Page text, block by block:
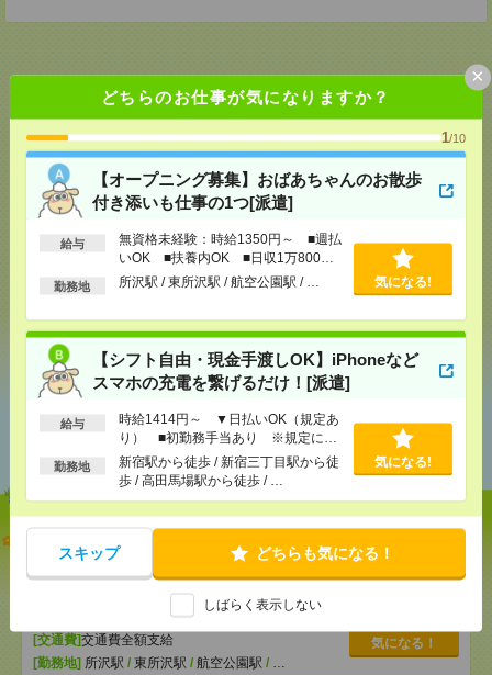
どちらのお仕事が気になりますか？
1/10
【オープニング募集】おばあちゃんのお散歩
付き添いも仕事の1つ[派遣]
給与
無資格未経験：時給1350円～ ■週払
いOK ■扶養内OK ■日収1万800円
以上
勤務地 所沢駅 / 東所沢駅 / 航空公園駅 / … 気になる!
【シフト自由・現金手渡しOK】iPhoneなど
スマホの充電を繋げるだけ！[派遣]
給与
時給1414円～ ▼日払いOK（規定あ
り） ■初勤務手当あり ※規定によ
る
勤務地
新宿駅から徒歩 / 新宿三丁目駅から徒
歩 / 高田馬場駅から徒歩 / …
気になる!
スキップ どちらも気になる！
しばらく表示しない
×
応募ページへ
気になる！ 電話応募
メールで送る LINE で送る
シェア ツイート ブックマーク
あなたの閲覧履歴からの
おすすめ
【オープニング募集】おばあちゃんのお散歩付き添
いも仕事の1つ[派遣]
無資格未経験：時給1350円～ ■週払い
OK ■扶養内OK ■日収1万800円以上
[交通費]交通費全額支給
[勤務地] 所沢駅 / 東所沢駅 / 航空公園駅 / …
気になる！